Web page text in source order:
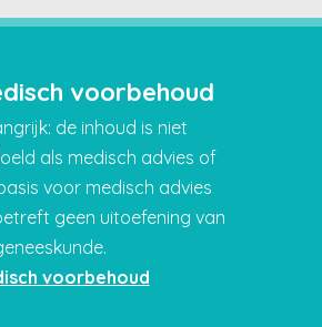
voorbehoud
de inhoud is niet
als medisch advies of
voor medisch advies
geen uitoefening van
voorbehoud